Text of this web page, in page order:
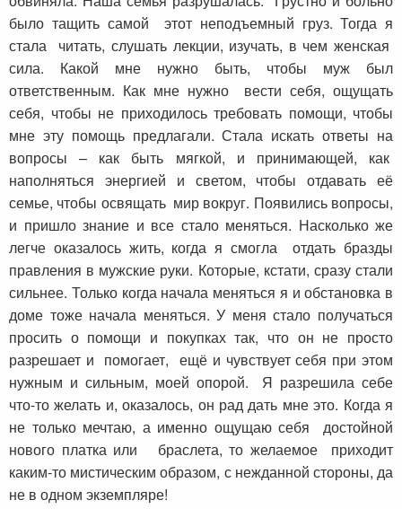
было тащить самой этот неподъемный груз. Тогда я
стала читать, слушать лекции, изучать, в чем женская
сила. Какой мне нужно быть, чтобы муж был
ответственным. Как мне нужно вести себя, ощущать
себя, чтобы не приходилось требовать помощи, чтобы
мне эту помощь предлагали. Стала искать ответы на
вопросы – как быть мягкой, и принимающей, как
наполняться энергией и светом, чтобы отдавать её
семье, чтобы освящать мир вокруг. Появились вопросы,
и пришло знание и все стало меняться. Насколько же
легче оказалось жить, когда я смогла отдать бразды
правления в мужские руки. Которые, кстати, сразу стали
сильнее. Только когда начала меняться я и обстановка в
доме тоже начала меняться. У меня стало получаться
просить о помощи и покупках так, что он не просто
разрешает и помогает, ещё и чувствует себя при этом
нужным и сильным, моей опорой. Я разрешила себе
что-то желать и, оказалось, он рад дать мне это. Когда я
не только мечтаю, а именно ощущаю себя достойной
нового платка или браслета, то желаемое приходит
каким-то мистическим образом, с нежданной стороны, да
не в одном экземпляре!